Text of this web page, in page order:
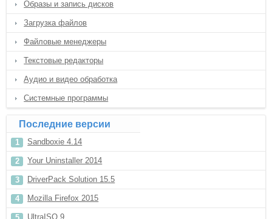
Образы и запись дисков
Загрузка файлов
Файловые менеджеры
Текстовые редакторы
Аудио и видео обработка
Системные программы
Последние версии
Sandboxie 4.14
Your Uninstaller 2014
DriverPack Solution 15.5
Mozilla Firefox 2015
UltraISO 9